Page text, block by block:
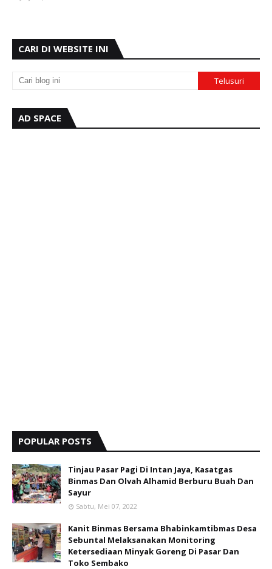
CARI DI WEBSITE INI
AD SPACE
POPULAR POSTS
Tinjau Pasar Pagi Di Intan Jaya, Kasatgas
Binmas Dan Olvah Alhamid Berburu Buah Dan
Sayur
Sabtu, Mei 07, 2022
Kanit Binmas Bersama Bhabinkamtibmas Desa
Sebuntal Melaksanakan Monitoring
Ketersediaan Minyak Goreng Di Pasar Dan
Toko Sembako